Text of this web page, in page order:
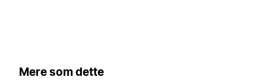
Mere som dette